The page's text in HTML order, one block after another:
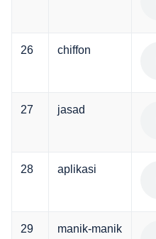
26 chiffon
27 jasad
28 aplikasi
29 manik-manik